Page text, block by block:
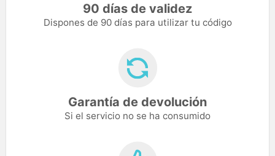
90 días de validez
Dispones de 90 días para utilizar tu código
Garantía de devolución
Si el servicio no se ha consumido